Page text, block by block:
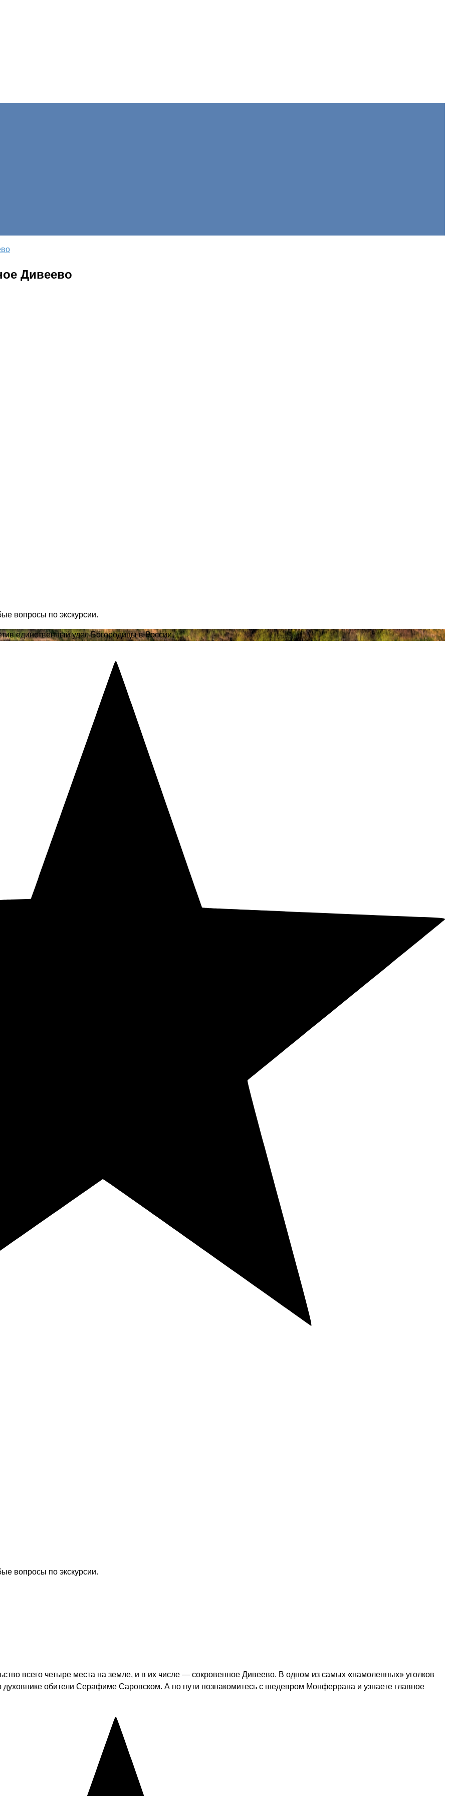
Дивеево
вопросы по экскурсии.
единственный удел Богородицы в России
вопросы по экскурсии.
всего четыре места на земле, и в их числе — сокровенное Дивеево. В одном из самых «намоленных» уголков
духовнике обители Серафиме Саровском. А по пути познакомитесь с шедевром Монферрана и узнаете главное